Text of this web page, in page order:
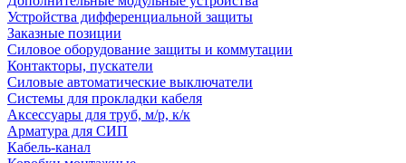
Устройства дифференциальной защиты
Заказные позиции
Силовое оборудование защиты и коммутации
Контакторы, пускатели
Силовые автоматические выключатели
Системы для прокладки кабеля
Аксессуары для труб, м/р, к/к
Арматура для СИП
Кабель-канал